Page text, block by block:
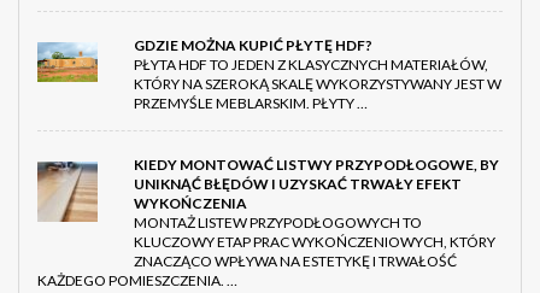
GDZIE MOŻNA KUPIĆ PŁYTĘ HDF?
PŁYTA HDF TO JEDEN Z KLASYCZNYCH MATERIAŁÓW,
KTÓRY NA SZEROKĄ SKALĘ WYKORZYSTYWANY JEST W
PRZEMYŚLE MEBLARSKIM. PŁYTY …
KIEDY MONTOWAĆ LISTWY PRZYPODŁOGOWE, BY
UNIKNĄĆ BŁĘDÓW I UZYSKAĆ TRWAŁY EFEKT
WYKOŃCZENIA
MONTAŻ LISTEW PRZYPODŁOGOWYCH TO
KLUCZOWY ETAP PRAC WYKOŃCZENIOWYCH, KTÓRY
ZNACZĄCO WPŁYWA NA ESTETYKĘ I TRWAŁOŚĆ
KAŻDEGO POMIESZCZENIA. …